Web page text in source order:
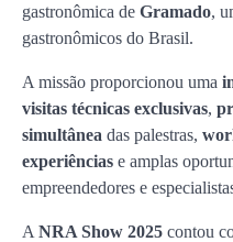
gastronômica de Gramado,
gastronômicos do Brasil.
A missão proporcionou uma
visitas técnicas exclusivas,
simultânea das palestras,
experiências e amplas
empreendedores e
A NRA Show 2025 contou